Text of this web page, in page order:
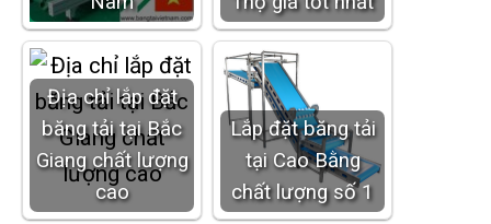
Địa chỉ lắp đặt
băng tải tại Bắc
Giang chất lượng
cao
Lắp đặt băng tải
tại Cao Bằng
chất lượng số 1